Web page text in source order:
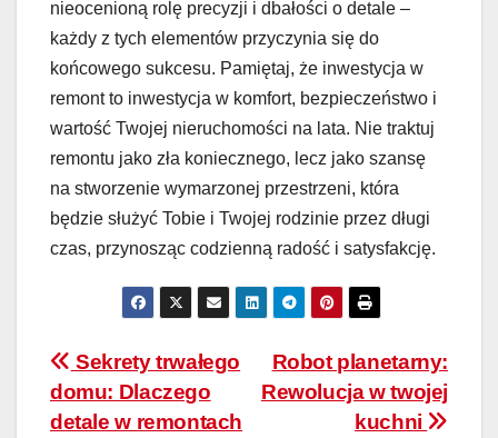
nieocenioną rolę precyzji i dbałości o detale –
każdy z tych elementów przyczynia się do
końcowego sukcesu. Pamiętaj, że inwestycja w
remont to inwestycja w komfort, bezpieczeństwo i
wartość Twojej nieruchomości na lata. Nie traktuj
remontu jako zła koniecznego, lecz jako szansę
na stworzenie wymarzonej przestrzeni, która
będzie służyć Tobie i Twojej rodzinie przez długi
czas, przynosząc codzienną radość i satysfakcję.
Nawigacja
wpisu
Robot planetarny:
Rewolucja w twojej
kuchni
Sekrety trwałego
domu: Dlaczego
detale w remontach